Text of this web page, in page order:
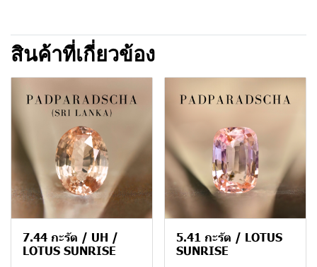
สินค้าที่เกี่ยวข้อง
7.44 กะรัต / UH /
LOTUS SUNRISE
5.41 กะรัต / LOTUS
SUNRISE